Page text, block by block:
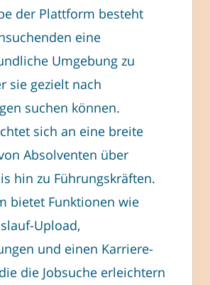
der Plattform besteht
eine
Umgebung zu
sie gezielt nach
suchen können.
sich an eine breite
Absolventen über
hin zu Führungskräften.
bietet Funktionen wie
Upload,
und einen Karriere-
die Jobsuche erleichtern